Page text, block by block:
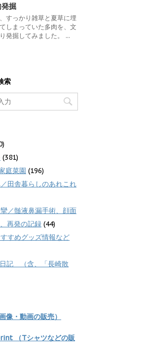
掘
すっかり雑草と夏草に埋
しまっていた多肉を、文
発掘してみました。 ...
索
(381)
庭菜園 (196)
田舎暮らしのあれこれ
／髄液鼻漏手術、顔面
再発の記録 (44)
すめグッズ情報など
記 （含、「長崎散
像・動画の販売）
（Tシャツなどの販